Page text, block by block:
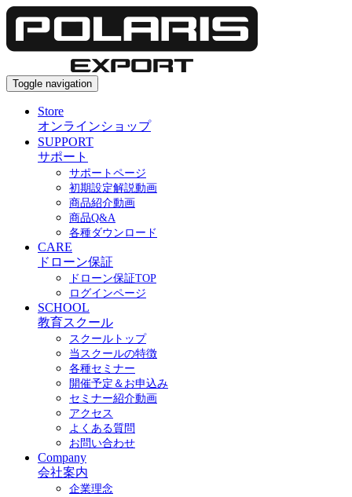
Toggle navigation
Store
オンラインショップ
SUPPORT
サポート
サポートページ
初期設定解説動画
商品紹介動画
商品Q&A
各種ダウンロード
CARE
ドローン保証
ドローン保証TOP
ログインページ
SCHOOL
教育スクール
スクールトップ
当スクールの特徴
各種セミナー
開催予定＆お申込み
セミナー紹介動画
アクセス
よくある質問
お問い合わせ
Company
会社案内
企業理念